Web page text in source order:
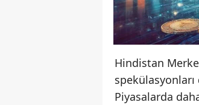
Hindistan
Piyasalarda